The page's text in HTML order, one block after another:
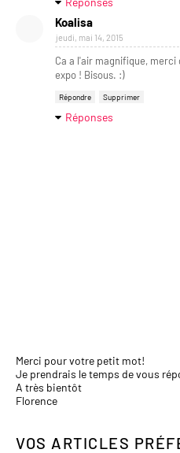
Koalisa
jeudi, mai 14, 2015
Ca a l'air magnifique,
expo ! Bisous. :)
Répondre Supprimer
Réponses
Merci pour votre petit mot!
Je prendrais le temps de vous
A très bientôt
Florence
VOS ARTICLES